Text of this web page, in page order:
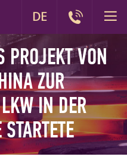
PROJEKT VON
ZUR
IN DER
DE